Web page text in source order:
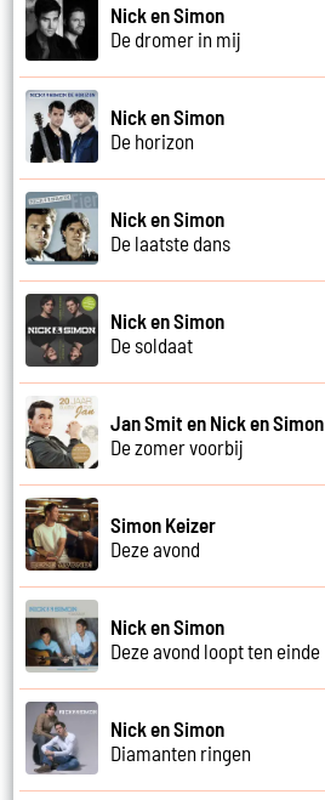
Nick en Simon
De dromer in mij
Nick en Simon
De horizon
Nick en Simon
De laatste dans
Nick en Simon
De soldaat
Jan Smit en Nick en Simon
De zomer voorbij
Simon Keizer
Deze avond
Nick en Simon
Deze avond loopt ten einde
Nick en Simon
Diamanten ringen